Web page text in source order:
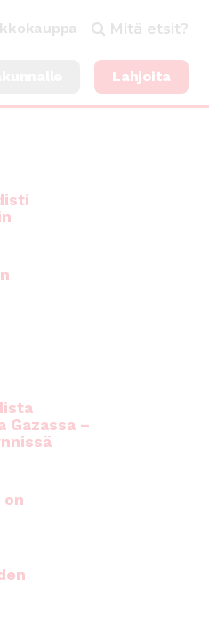
Mitä etsit?
Lahjoita
Gazassa –